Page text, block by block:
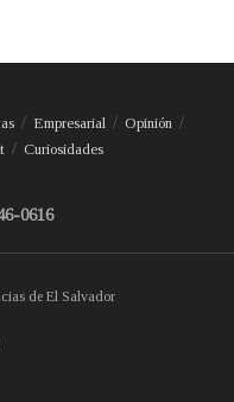
Empresarial
Opinión
Curiosidades
0616
de El Salvador